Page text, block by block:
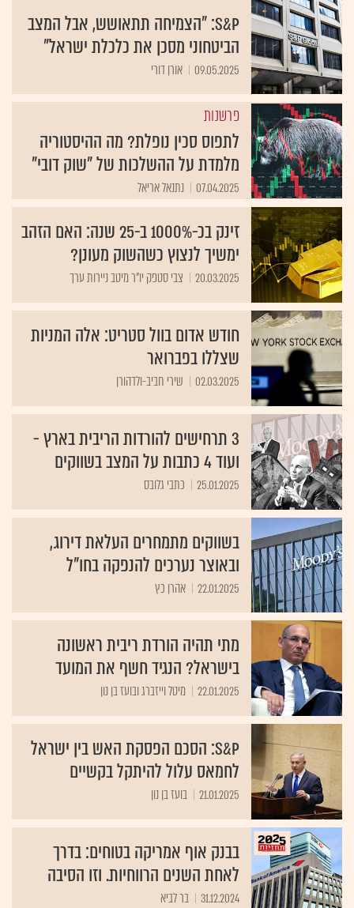
S&P: "הצמיחה תתאושש, אבל המצב
הביטחוני מסכן את כלכלת ישראל"
09.05.2025 אורן דורי
פרשנות
לתפוס סכין נופלת? מה ההיסטוריה
מלמדת על ההשלכות של "שוק דובי"
07.04.2025 נתנאל אריאל
זינק בכ-1000% ב-25 שנה: האם הזהב
ימשיך לנצוץ כשהשוק מעונן?
20.03.2025 צבי סטפק יו"ר מיטב ניירות ערך
חודש אדום בוול סטריט: אלה המניות
שצללו בפברואר
02.03.2025 שירי חביב-ולדהורן
3 תרחישים להורדות הריבית בארץ -
ועוד 4 כתבות על המצב בשווקים
25.01.2025 כתבי גלובס
בשווקים מתמחרים העלאת דירוג,
ובאוצר נערכים להנפקה בחו"ל
22.01.2025 אהרן כץ
מתי תהיה הורדת ריבית ראשונה
בישראל? הנגיד חשף את המועד
22.01.2025 מיטל וייזברג ובועז בן נון
S&P: הסכם הפסקת האש בין ישראל
לחמאס עלול להיתקל בקשיים
21.01.2025 בועז בן נון
בבנק אוף אמריקה בטוחים: בדרך
לאחת השנים הרווחיות. וזו הסיבה
31.12.2024 בר לביא